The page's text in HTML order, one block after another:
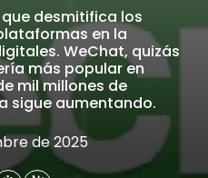
desmitifica los
en la
WeChat, quizás
más popular en
mil millones de
sigue aumentando.
de 2025